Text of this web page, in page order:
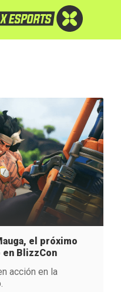
el próximo
BlizzCon
acción en la